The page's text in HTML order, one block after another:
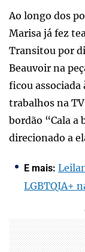
Ao longo dos
Marisa já fez
Transitou por
Beauvoir na
ficou
trabalhos na
bordão “Cala a
direcionado a
E mais:
LGBTQIA+